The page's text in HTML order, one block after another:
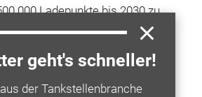
geht's schneller!
der Tankstellenbranche
Ladepunkte bis 2030 zu